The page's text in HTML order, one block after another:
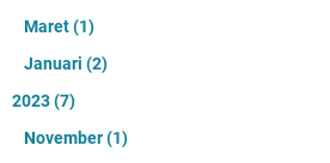
Maret(1)
Januari (2)
2023(7)
November(1)